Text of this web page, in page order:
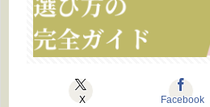
X Facebook